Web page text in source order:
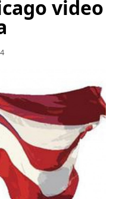
video